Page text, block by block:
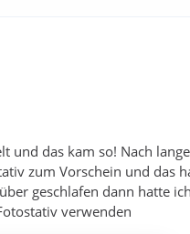
und das kam so! Nach
zum Vorschein und das
geschlafen dann hatte
verwenden